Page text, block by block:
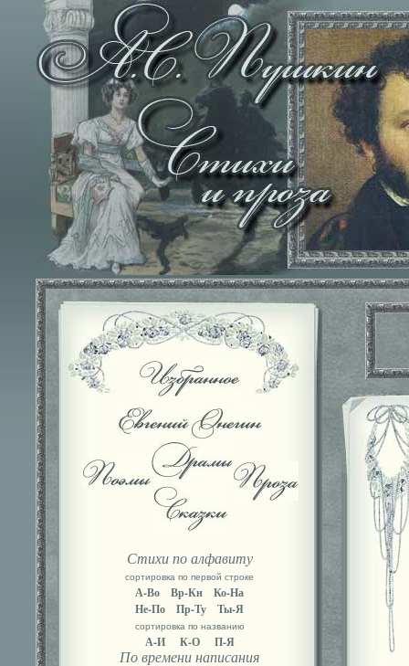
Стихи по алфавиту
сортировка по первой строке
А-Во Вр-Кн
Ко-На
Не-По
Пр-Ту Ты-Я
сортировка по названию
А-И К-О
П-Я
По времени написания